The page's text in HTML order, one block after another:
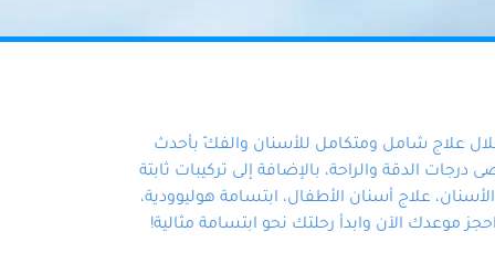
علاج شامل ومتكامل للأسنان والفكّ بأحدث
الدقة والراحة، بالإضافة إلى تركيبات ثابتة
علاج أسنان الأطفال، ابتسامة هوليوودية،
موعدك الآن وابدأ رحلتك نحو ابتسامة مثالية!